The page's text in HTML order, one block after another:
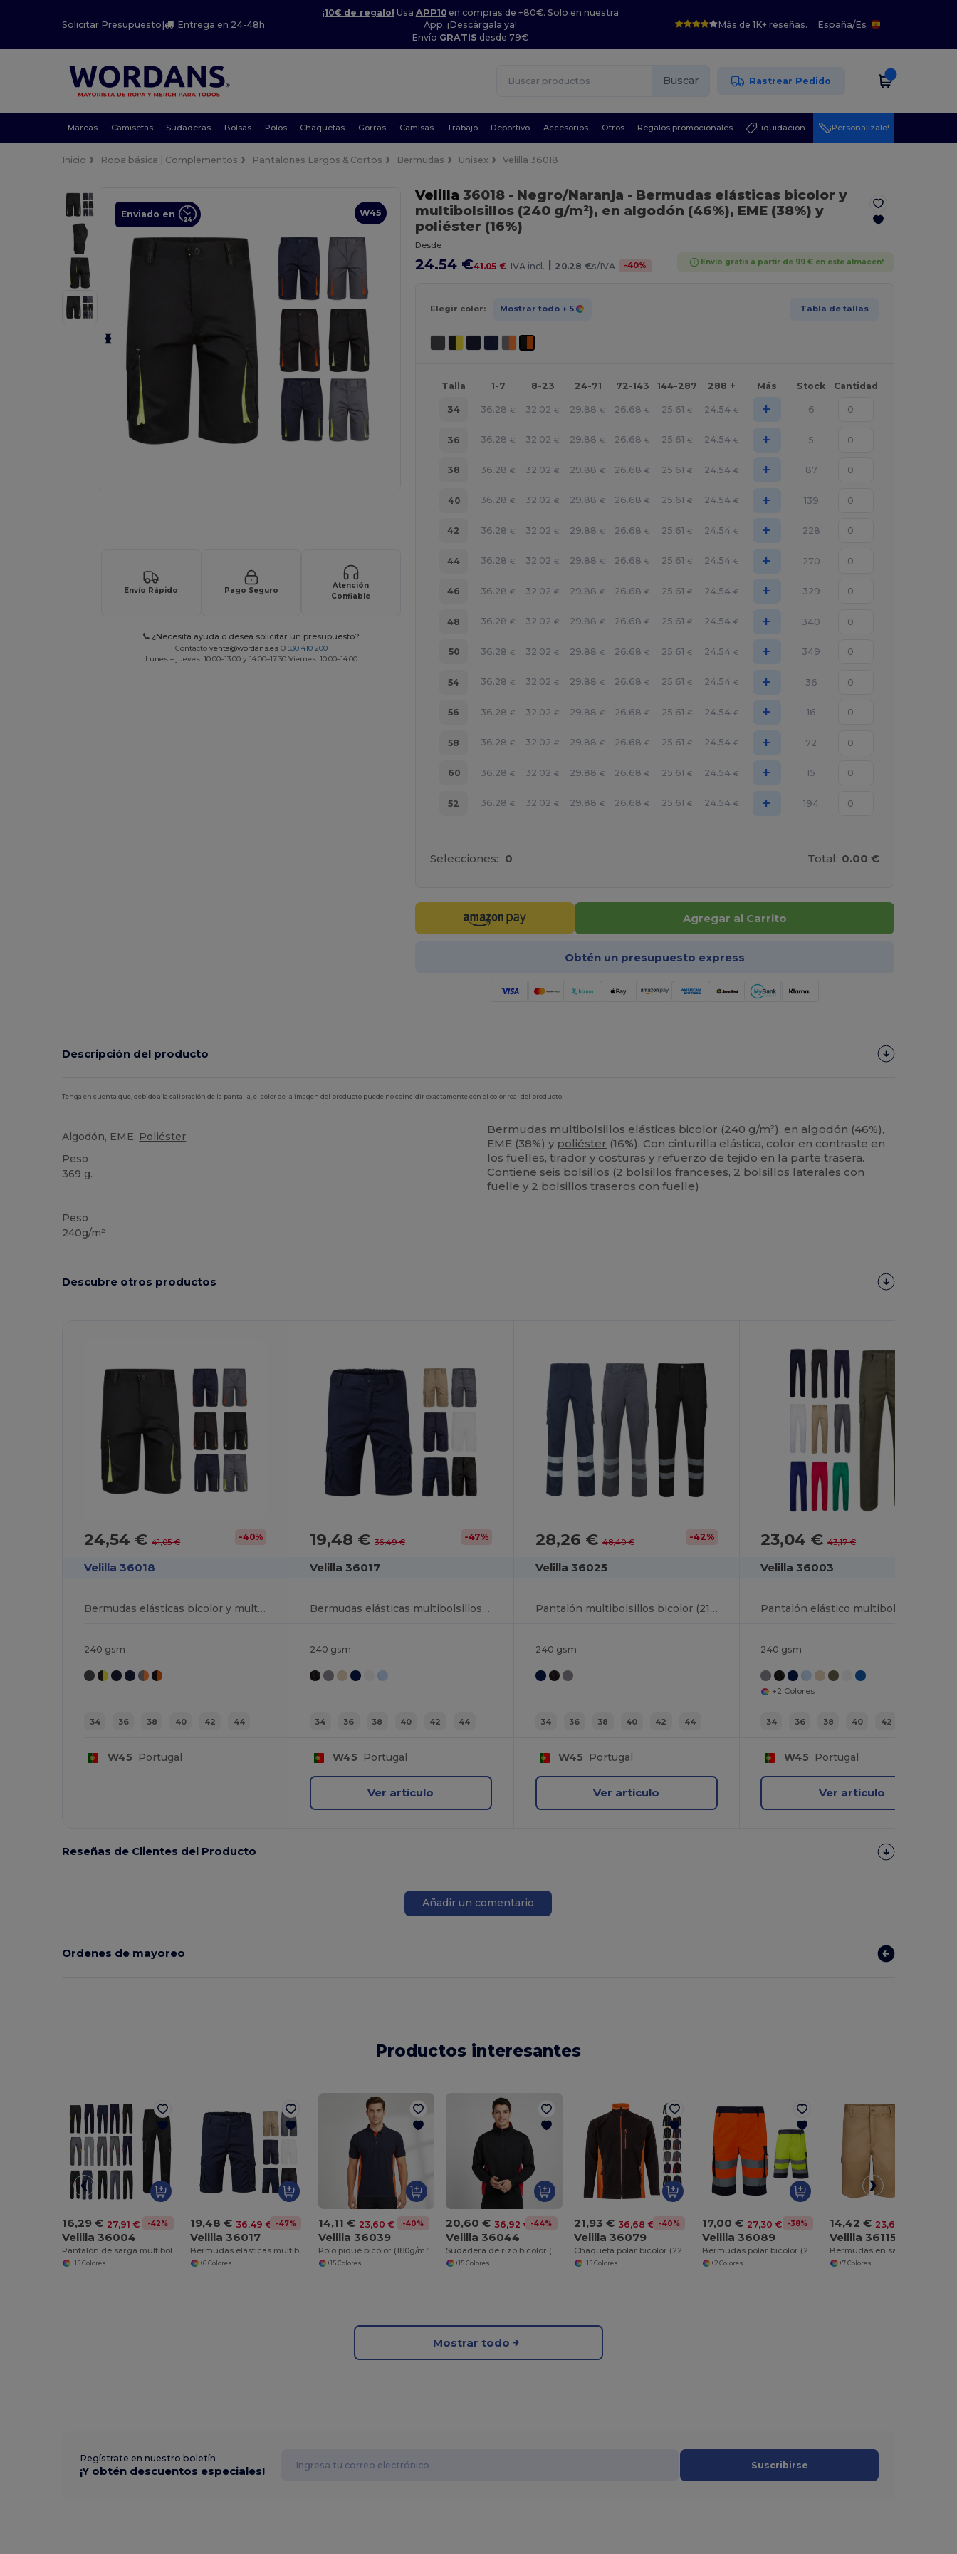
Solicitar Presupuesto | Entrega en 24-48h
¡10€ de regalo! Usa APP10en compras de +80€. Solo en nuestra
App. ¡Descárgala ya!
Envío GRATIS desde 79€
Más de 1K+ reseñas. España/Es
Buscar Rastrear Pedido
Marcas Camisetas Sudaderas Bolsas Polos Chaquetas Gorras Camisas Trabajo Deportivo Accesorios Otros Regalos promocionales Liquidación ¡Personalízalo!
Inicio Ropa básica | Complementos Pantalones Largos & Cortos Bermudas Unisex Velilla 36018
W45
Enviado en
Envío Rápido Pago Seguro
Atención
Confiable
¿Necesita ayuda o desea solicitar un presupuesto?
Contacto venta@wordans.es O 930 410 200
Lunes – jueves: 10:00–13:00 y 14:00–17:30 Viernes: 10:00–14:00
Velilla 36018 - Negro/Naranja - Bermudas elásticas bicolor y
multibolsillos (240 g/m²), en algodón (46%), EME (38%) y
poliéster (16%)
Desde
24.54 €41.05 € IVA incl. | 20.28 €s/IVA -40% Envío gratis a partir de 99 € en este almacén!
Elegir color: Mostrar todo + 5 Tabla de tallas
Talla 1-7 8-23 24-71 72-143 144-287 288 + Más Stock Cantidad
34 36.28 € 32.02 € 29.88 € 26.68 € 25.61 € 24.54 € + 6
36 36.28 € 32.02 € 29.88 € 26.68 € 25.61 € 24.54 € + 5
38 36.28 € 32.02 € 29.88 € 26.68 € 25.61 € 24.54 € + 87
40 36.28 € 32.02 € 29.88 € 26.68 € 25.61 € 24.54 € + 139
42 36.28 € 32.02 € 29.88 € 26.68 € 25.61 € 24.54 € + 228
44 36.28 € 32.02 € 29.88 € 26.68 € 25.61 € 24.54 € + 270
46 36.28 € 32.02 € 29.88 € 26.68 € 25.61 € 24.54 € + 329
48 36.28 € 32.02 € 29.88 € 26.68 € 25.61 € 24.54 € + 340
50 36.28 € 32.02 € 29.88 € 26.68 € 25.61 € 24.54 € + 349
54 36.28 € 32.02 € 29.88 € 26.68 € 25.61 € 24.54 € + 36
56 36.28 € 32.02 € 29.88 € 26.68 € 25.61 € 24.54 € + 16
58 36.28 € 32.02 € 29.88 € 26.68 € 25.61 € 24.54 € + 72
60 36.28 € 32.02 € 29.88 € 26.68 € 25.61 € 24.54 € + 15
52 36.28 € 32.02 € 29.88 € 26.68 € 25.61 € 24.54 € + 194
Selecciones: 0 Total: 0.00 €
Agregar al Carrito
Obtén un presupuesto express
Descripción del producto
Tenga en cuenta que, debido a la calibración de la pantalla, el color de la imagen del producto puede no coincidir exactamente con el color real del producto.
Algodón, EME, Poliéster
Peso
369 g.
Peso
240g/m²
Bermudas multibolsillos elásticas bicolor (240 g/m²), en algodón (46%),
EME (38%) y poliéster (16%). Con cinturilla elástica, color en contraste en
los fuelles, tirador y costuras y refuerzo de tejido en la parte trasera.
Contiene seis bolsillos (2 bolsillos franceses, 2 bolsillos laterales con
fuelle y 2 bolsillos traseros con fuelle)
Descubre otros productos
24,54 €41,05 € -40%
Velilla 36018
Bermudas elásticas bicolor y multibolsillos (240 g/m²), en algodón (46%), EME (38%) y poliéster (16%)
240 gsm
34 36 38 40 42 44
W45 Portugal
19,48 € 36,49 € -47%
Velilla 36017
Bermudas elásticas multibolsillos (240g/m²), en algodón (46%), EME (38%) y poliéster (16%)
240 gsm
34 36 38 40 42 44
W45 Portugal
Ver artículo
28,26 €48,40 € -42%
Velilla 36025
Pantalón multibolsillos bicolor (210 g/m²), en algodón (20%) y poliéster (80%)
240 gsm
34 36 38 40 42 44
W45 Portugal
Ver artículo
23,04 €43,17 €
Velilla 36003
240 gsm
+2 Colores
34 36 38 40 42
W45 Portugal
Ver artículo
Reseñas de Clientes del Producto
Añadir un comentario
Ordenes de mayoreo
Productos interesantes
16,29 € 27,91 € -42%
Velilla 36004
Pantalón de sarga multibolsillos bicolor (200g/m²), en algodón (35%) y poliéster (65%)
+15 Colores
19,48 € 36,49 € -47%
Velilla 36017
Bermudas elásticas multibolsillos (240g/m²), en algodón (46%), EME (38%) y poliéster (16%)
+6 Colores
14,11 € 23,60 € -40%
Velilla 36039
Polo piqué bicolor (180g/m²), manga corta, en algodón (60%) y poliéster (40%)
+15 Colores
20,60 € 36,92 € -44%
Velilla 36044
Sudadera de rizo bicolor (260g/m²), en poliéster (65%) y algodón (35%)
+15 Colores
21,93 € 36,68 € -40%
Velilla 36079
Chaqueta polar bicolor (220g/m²) en poliéster (100%)
+15 Colores
17,00 € 27,30 € -38%
Velilla 36089
Bermudas polar bicolor (280 g/m²), en poliéster (100%)
+2 Colores
14,42 € 23,67 €
Velilla 36115
+7 Colores
Mostrar todo
Regístrate en nuestro boletín
¡Y obtén descuentos especiales! Suscribirse